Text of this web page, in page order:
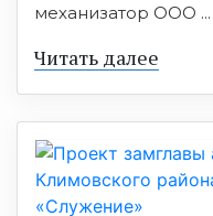
механизатор ООО ...
Читать далее